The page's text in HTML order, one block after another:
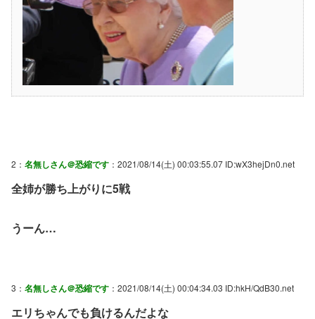
2： 名無しさん＠恐縮です ：2021/08/14(土) 00:03:55.07 ID:wX3hejDn0.net
全姉が勝ち上がりに5戦
うーん…
3： 名無しさん＠恐縮です ：2021/08/14(土) 00:04:34.03 ID:hkH/QdB30.net
エリちゃんでも負けるんだよな